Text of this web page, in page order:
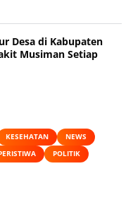
Desa di Kabupaten
Musiman Setiap
KESEHATAN
NEWS
POLITIK